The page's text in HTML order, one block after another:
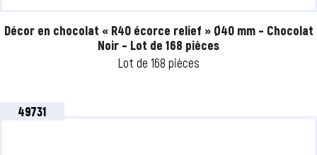
Décor en chocolat « R40 écorce relief » Ø40 mm – Chocolat
Noir – Lot de 168 pièces
Lot de 168 pièces
49731